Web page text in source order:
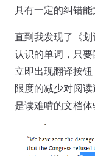
具有一定的纠错能
直到我发现了《
认识的单词，只
立即出现翻译按
限度的减少对阅
是读难啃的文档体